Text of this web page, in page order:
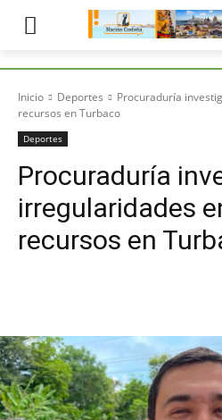
Inicio Deportes
Procuraduría
recursos en Turbaco
Deportes
Procuraduría
irregularidades
recursos en